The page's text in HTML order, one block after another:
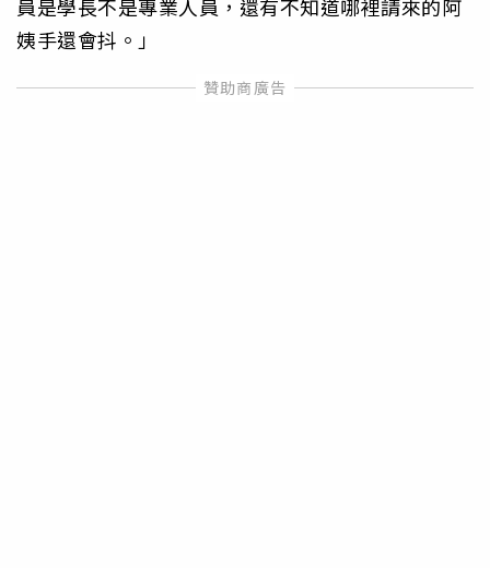
員是學長不是專業人員，還有不知道哪裡請來的阿
姨手還會抖。」